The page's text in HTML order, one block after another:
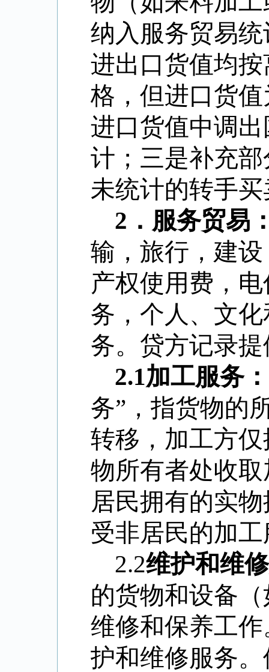
纳入服务贸易
进出口货值均
格，但进口货
进口货值中调
计；三是补充
未统计的转手
2 ． 服务贸易
输，旅行，建
产权使用费，
务，个人、文
务。贷方记录
2.1加工服务：
务”，指货物的
转移，加工方
物所有者处收
居民拥有的实
受非居民的加
2.2维护和维
的货物和设备
维修和保养工
护和维修服务